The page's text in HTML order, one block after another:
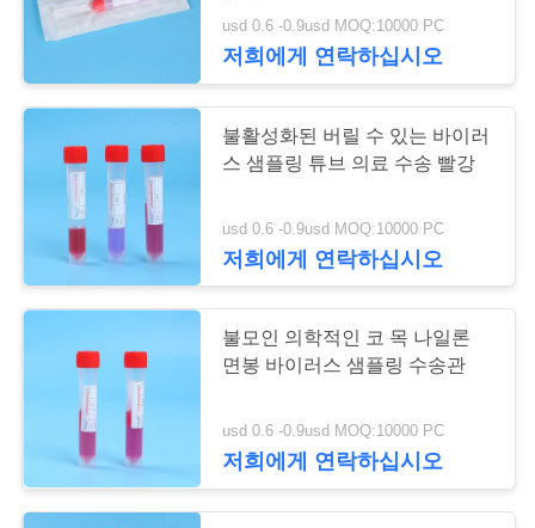
관
리
주
인
바이러스 표본 추출
관
보통 혈액 수집 관
usd 0.6 -0.9usd MOQ:10000 PC
저희에게 연락하십시오
불활성화된 버릴 수 있는 바이러
스 샘플링 튜브 의료 수송 빨강
usd 0.6 -0.9usd MOQ:10000 PC
저희에게 연락하십시오
불모인 의학적인 코 목 나일론
면봉 바이러스 샘플링 수송관
usd 0.6 -0.9usd MOQ:10000 PC
저희에게 연락하십시오